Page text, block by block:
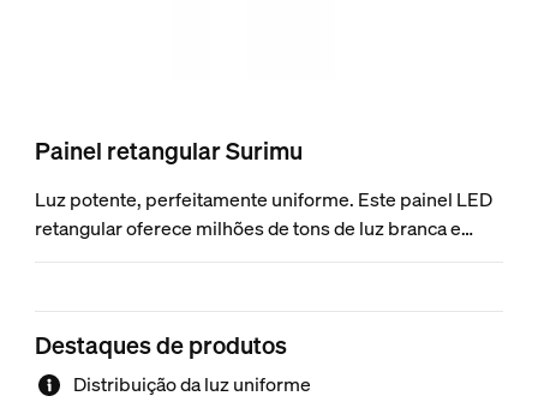
Painel retangular Surimu
Luz potente, perfeitamente uniforme. Este painel LED
retangular oferece milhões de tons de luz branca e
colorida numa elegante estrutura em alumínio branco.
sua simplicidade torna-o uma opção sofisticada para
qualquer divisão.
Destaques de produtos
Distribuição da luz uniforme